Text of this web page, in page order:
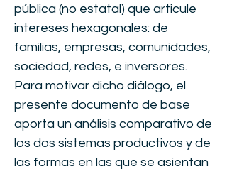
pública (no estatal) que articule
intereses hexagonales: de
familias, empresas, comunidades,
sociedad, redes, e inversores.
Para motivar dicho diálogo, el
presente documento de base
aporta un análisis comparativo de
los dos sistemas productivos y de
las formas en las que se asientan